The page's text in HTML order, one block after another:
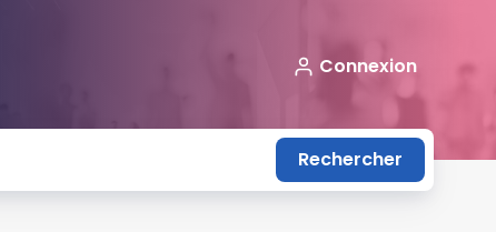
Connexion
Rechercher